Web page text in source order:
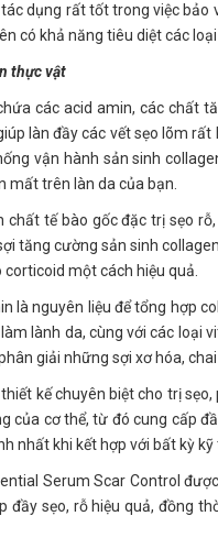
tác dụng rất tốt trong việc
có khả năng tiêu diệt các
thực vật
các acid amin, các chất
làn đầy các vết sẹo lõm
vận hành sản sinh
mất trên làn da của bạn.
chất tế bào gốc đặc trị sẹo
tăng cường sản sinh
một cách hiệu quả.
là nguyên liệu để tổng hợp
lành da, cùng với các loại
giải những sợi xơ hóa, chai
kế chuyên biệt cho trị
của cơ thể, từ đó cung cấp
nhất khi kết hợp với bất kỳ
Serum Scar Control
đầy sẹo, rỗ hiệu quả, đồng